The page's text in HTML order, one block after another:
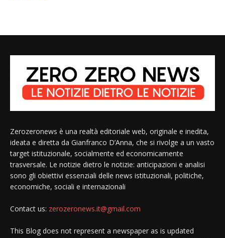
Zerozeronews è una realtà editoriale web, originale e inedita,
ideata e diretta da Gianfranco D’Anna, che si rivolge a un vasto
target istituzionale, socialmente ed economicamente
trasversale. Le notizie dietro le notizie: anticipazioni e analisi
sono gli obiettivi essenziali delle news istituzionali, politiche,
economiche, sociali e internazionali
Contact us: zerozeronews.it@gmail.com
This Blog does not represent a newspaper as is updated